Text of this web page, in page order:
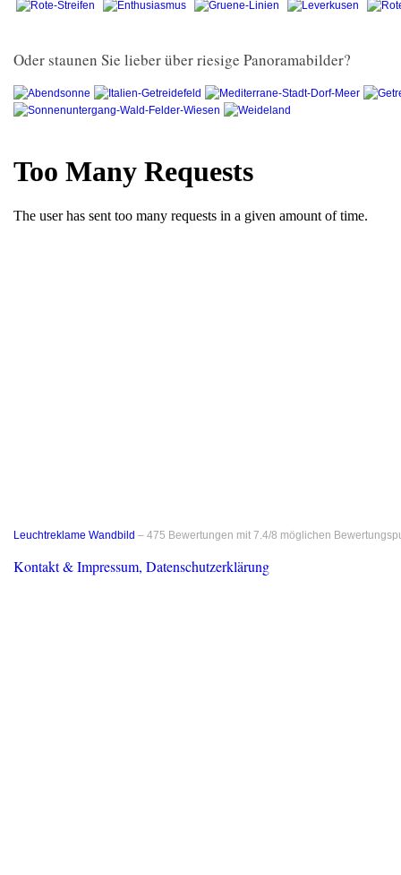
Oder staunen Sie lieber über riesige Panoramabilder?
Leuchtreklame Wandbild – 475 Bewertungen mit 7.4/8 möglichen
Kontakt & Impressum, Datenschutzerklärung